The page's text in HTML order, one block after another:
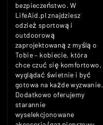
bezpieczeństwo. W
LifeAid.pl znajdziesz
odzież sportową i
outdoorową
zaprojektowaną z myślą o
Tobie – kobiecie, która
chce czuć się komfortowo,
wyglądać świetnie i być
gotowa na każde wyzwanie.
Dodatkowo oferujemy
starannie
wyselekcjonowane